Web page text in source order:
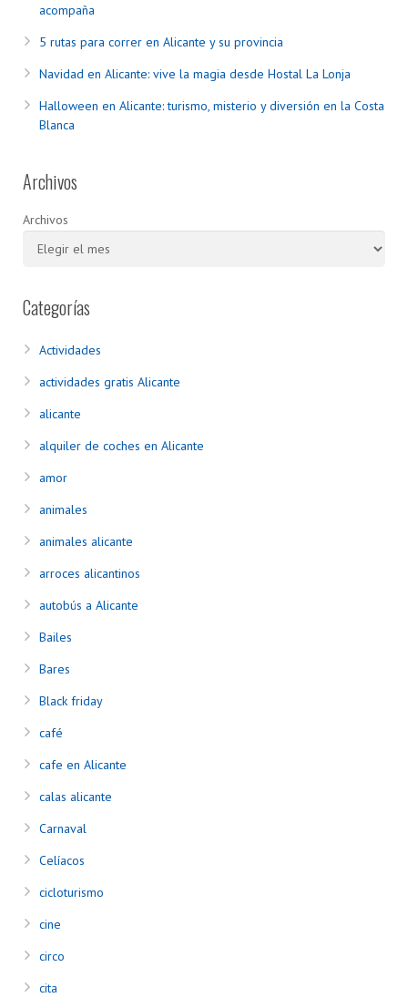
acompaña
5 rutas para correr en Alicante y su provincia
Navidad en Alicante: vive la magia desde Hostal La Lonja
Halloween en Alicante: turismo, misterio y diversión en la Costa
Blanca
Archivos
Archivos
Categorías
Actividades
actividades gratis Alicante
alicante
alquiler de coches en Alicante
amor
animales
animales alicante
arroces alicantinos
autobús a Alicante
Bailes
Bares
Black friday
café
cafe en Alicante
calas alicante
Carnaval
Celíacos
cicloturismo
cine
circo
cita